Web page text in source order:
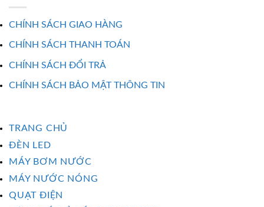
CHÍNH SÁCH GIAO HÀNG
CHÍNH SÁCH THANH TOÁN
CHÍNH SÁCH ĐỔI TRẢ
CHÍNH SÁCH BẢO MẬT THÔNG TIN
TRANG CHỦ
ĐÈN LED
MÁY BƠM NƯỚC
MÁY NƯỚC NÓNG
QUẠT ĐIỆN